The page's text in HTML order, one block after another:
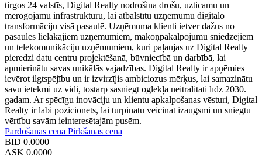
tirgos 24 valstīs, Digital Realty nodrošina drošu, uzticamu un
mērogojamu infrastruktūru, lai atbalstītu uzņēmumu digitālo
transformāciju visā pasaulē. Uzņēmuma klienti ietver dažus no
pasaules lielākajiem uzņēmumiem, mākoņpakalpojumu sniedzējiem
un telekomunikāciju uzņēmumiem, kuri paļaujas uz Digital Realty
pieredzi datu centru projektēšanā, būvniecībā un darbībā, lai
apmierinātu savas unikālās vajadzības. Digital Realty ir apņēmies
ievērot ilgtspējību un ir izvirzījis ambiciozus mērķus, lai samazinātu
savu ietekmi uz vidi, tostarp sasniegt oglekļa neitralitāti līdz 2030.
gadam. Ar spēcīgu inovāciju un klientu apkalpošanas vēsturi, Digital
Realty ir labi pozicionēts, lai turpinātu veicināt izaugsmi un sniegtu
vērtību savām ieinteresētajām pusēm.
Pārdošanas cena Pirkšanas cena
BID 0.0000
ASK 0.0000